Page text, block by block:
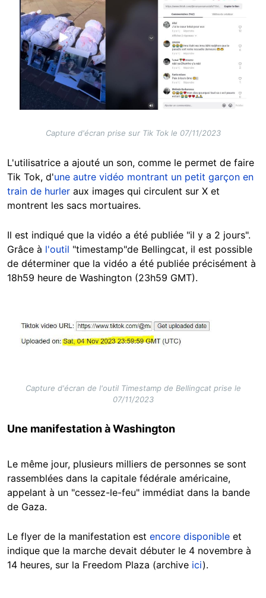
Capture d'écran prise sur Tik Tok le 07/11/2023
L'utilisatrice a ajouté un son, comme le permet de faire
Tik Tok, d'une autre vidéo montrant un petit garçon en
train de hurler aux images qui circulent sur X et
montrent les sacs mortuaires.
Il est indiqué que la vidéo a été publiée "il y a 2 jours".
Grâce à l'outil "timestamp"de Bellingcat, il est possible
de déterminer que la vidéo a été publiée précisément à
18h59 heure de Washington (23h59 GMT).
Image
Capture d'écran de l'outil Timestamp de Bellingcat prise le
07/11/2023
Une manifestation à Washington
Le même jour, plusieurs milliers de personnes se sont
rassemblées dans la capitale fédérale américaine,
appelant à un "cessez-le-feu" immédiat dans la bande
de Gaza.
Le flyer de la manifestation est encore disponible et
indique que la marche devait débuter le 4 novembre à
14 heures, sur la Freedom Plaza (archive ici).